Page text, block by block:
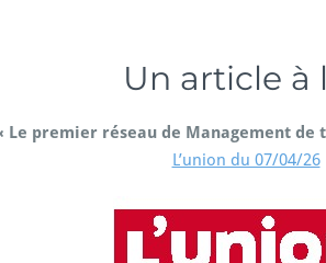
Un article à
Le premier réseau de Management de
L’union du 07/04/26